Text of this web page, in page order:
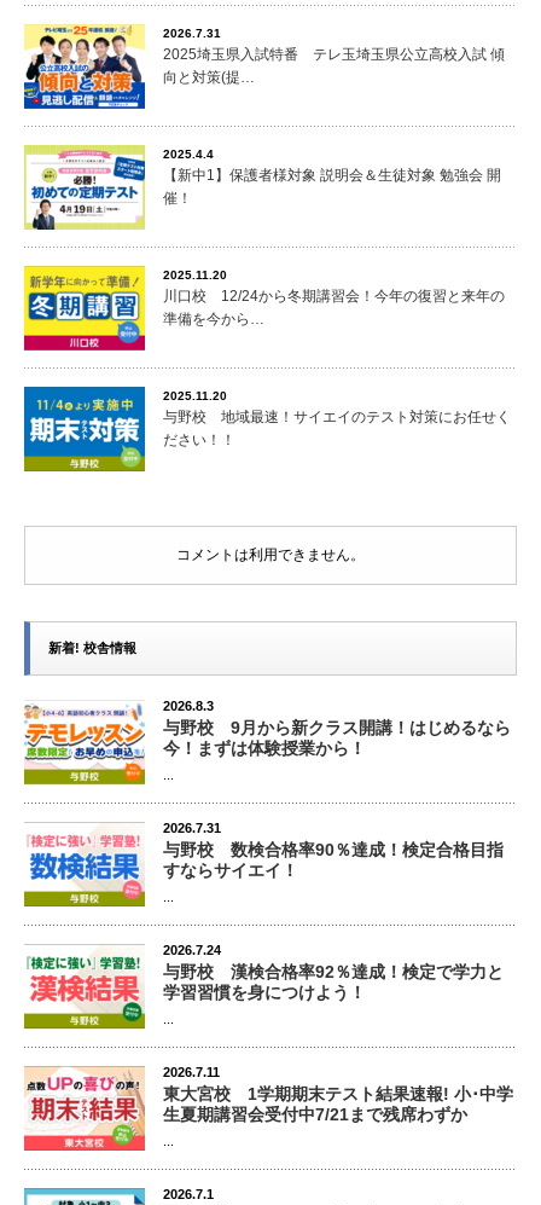
2026.7.31
2025埼玉県入試特番 テレ玉埼玉県公立高校入試 傾
向と対策(提…
2025.4.4
【新中1】保護者様対象 説明会＆生徒対象 勉強会 開
催！
2025.11.20
川口校 12/24から冬期講習会！今年の復習と来年の
準備を今から…
2025.11.20
与野校 地域最速！サイエイのテスト対策にお任せく
ださい！！
コメントは利用できません。
新着! 校舎情報
2026.8.3
与野校 9月から新クラス開講！はじめるなら
今！まずは体験授業から！
2026.7.31
与野校 数検合格率90％達成！検定合格目指
すならサイエイ！
2026.7.24
与野校 漢検合格率92％達成！検定で学力と
学習習慣を身につけよう！
2026.7.11
東大宮校 1学期期末テスト結果速報! 小･中学
生夏期講習会受付中7/21まで残席わずか
2026.7.1